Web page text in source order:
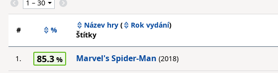
# %
Název hry ( Rok vydání)
Štítky
1. 85.3 Marvel's Spider-Man (2018)